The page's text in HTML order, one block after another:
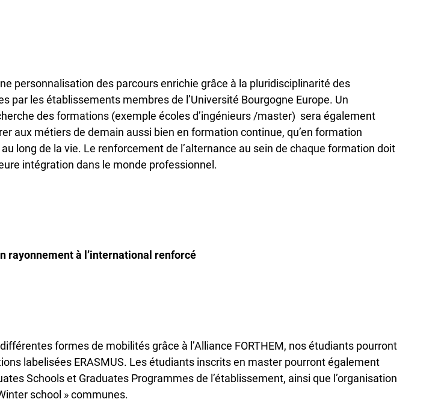
personnalisation des parcours enrichie grâce à la pluridisciplinarité des
par les établissements membres de l’Université Bourgogne Europe. Un
des formations (exemple écoles d’ingénieurs /master) sera également
aux métiers de demain aussi bien en formation continue, qu’en formation
long de la vie. Le renforcement de l’alternance au sein de chaque formation doit
intégration dans le monde professionnel.
rayonnement à l’international renforcé
formes de mobilités grâce à l’Alliance FORTHEM, nos étudiants pourront
labelisées ERASMUS. Les étudiants inscrits en master pourront également
Schools et Graduates Programmes de l’établissement, ainsi que l’organisation
school » communes.